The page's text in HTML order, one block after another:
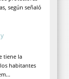
según señaló
tiene la
habitantes